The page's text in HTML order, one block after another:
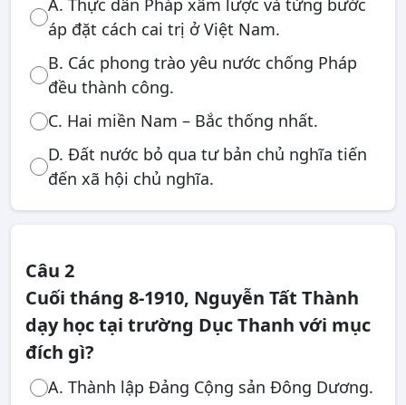
A. Thực dân Pháp xâm lược và từng bước
áp đặt cách cai trị ở Việt Nam.
B. Các phong trào yêu nước chống Pháp
đều thành công.
C. Hai miền Nam – Bắc thống nhất.
D. Đất nước bỏ qua tư bản chủ nghĩa tiến
đến xã hội chủ nghĩa.
Câu 2
Cuối tháng 8-1910, Nguyễn Tất Thành
dạy học tại trường Dục Thanh với mục
đích gì?
A. Thành lập Đảng Cộng sản Đông Dương.